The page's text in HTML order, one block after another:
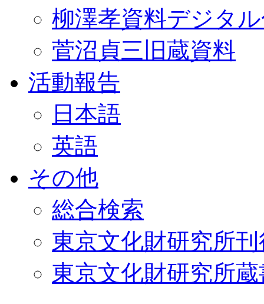
柳澤孝資料デジタ
菅沼貞三旧蔵資料
活動報告
日本語
英語
その他
総合検索
東京文化財研究所
東京文化財研究所